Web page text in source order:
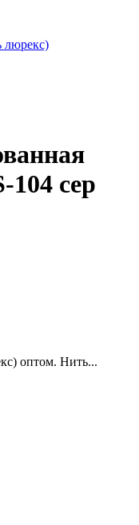
люрекс)
104 сер
оптом. Нить...